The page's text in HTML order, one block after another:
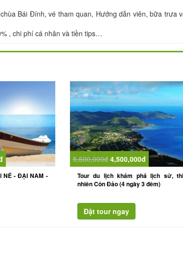
Bái Đính, vé tham quan, Hướng dẫn viên, bữa trưa
, chi phí cá nhân và tiền tips…
NÉ - ĐẠI NAM -
5,600,000đ 4,500,000đ
Tour du lịch khám phá lịch sử,
nhiên Côn Đảo (4 ngày 3 đêm)